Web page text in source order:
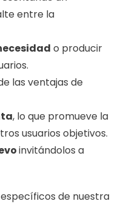
entre la
o producir
las ventajas de
, lo que promueve la
usuarios objetivos.
invitándolos a
de nuestra